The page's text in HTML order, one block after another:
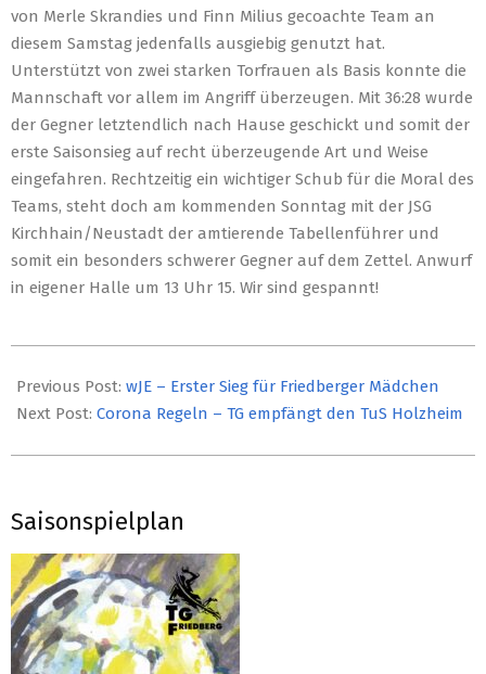
von Merle Skrandies und Finn Milius gecoachte Team an
diesem Samstag jedenfalls ausgiebig genutzt hat.
Unterstützt von zwei starken Torfrauen als Basis konnte die
Mannschaft vor allem im Angriff überzeugen. Mit 36:28 wurde
der Gegner letztendlich nach Hause geschickt und somit der
erste Saisonsieg auf recht überzeugende Art und Weise
eingefahren. Rechtzeitig ein wichtiger Schub für die Moral des
Teams, steht doch am kommenden Sonntag mit der JSG
Kirchhain/Neustadt der amtierende Tabellenführer und
somit ein besonders schwerer Gegner auf dem Zettel. Anwurf
in eigener Halle um 13 Uhr 15. Wir sind gespannt!
11-
29
Previous Post: wJE – Erster Sieg für Friedberger Mädchen
Next Post: Corona Regeln – TG empfängt den TuS Holzheim
Saisonspielplan